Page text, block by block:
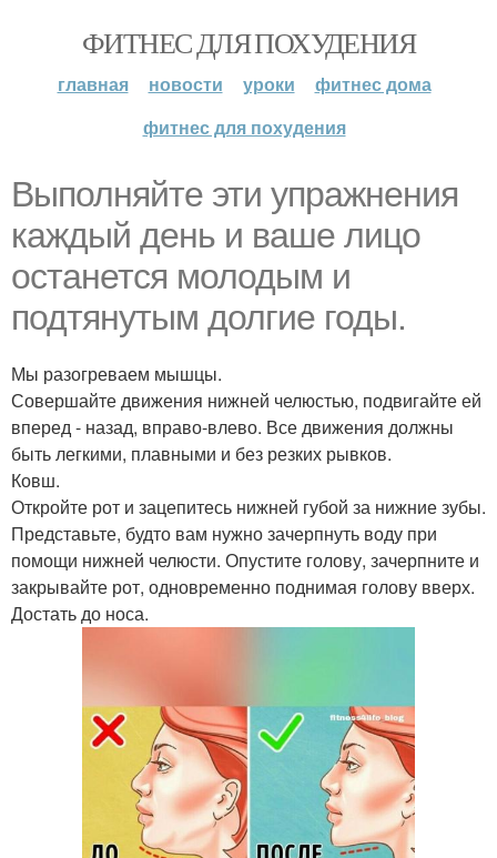
ФИТНЕС ДЛЯ ПОХУДЕНИЯ
главная новости уроки
фитнес дома
фитнес для похудения
Выполняйте эти упражнения
каждый день и ваше лицо
останется молодым и
подтянутым долгие годы.
Мы разогреваем мышцы.
Совершайте движения нижней челюстью, подвигайте ей
вперед - назад, вправо-влево. Все движения должны
быть легкими, плавными и без резких рывков.
Ковш.
Откройте рот и зацепитесь нижней губой за нижние зубы.
Представьте, будто вам нужно зачерпнуть воду при
помощи нижней челюсти. Опустите голову, зачерпните и
закрывайте рот, одновременно поднимая голову вверх.
Достать до носа.